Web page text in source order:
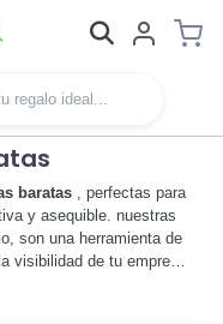
baratas , perfectas para
y asequible. nuestras
son una herramienta de
visibilidad de tu empresa
con materiales de alta